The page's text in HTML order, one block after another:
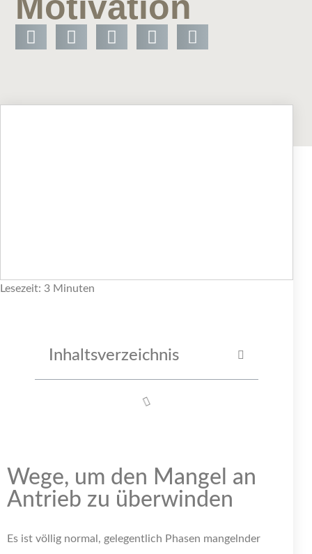
Lesezeit: 3 Minuten
Inhaltsverzeichnis
Wege, um den Mangel an
Antrieb zu überwinden
Es ist völlig normal, gelegentlich Phasen mangelnder